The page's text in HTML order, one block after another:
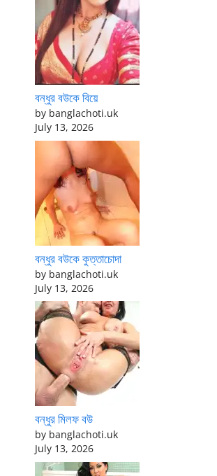
বন্ধুর বউকে বিয়ে
by banglachoti.uk
July 13, 2026
বন্ধুর বউকে কুত্তাচোদা
by banglachoti.uk
July 13, 2026
বন্ধুর মিলফ বউ
by banglachoti.uk
July 13, 2026